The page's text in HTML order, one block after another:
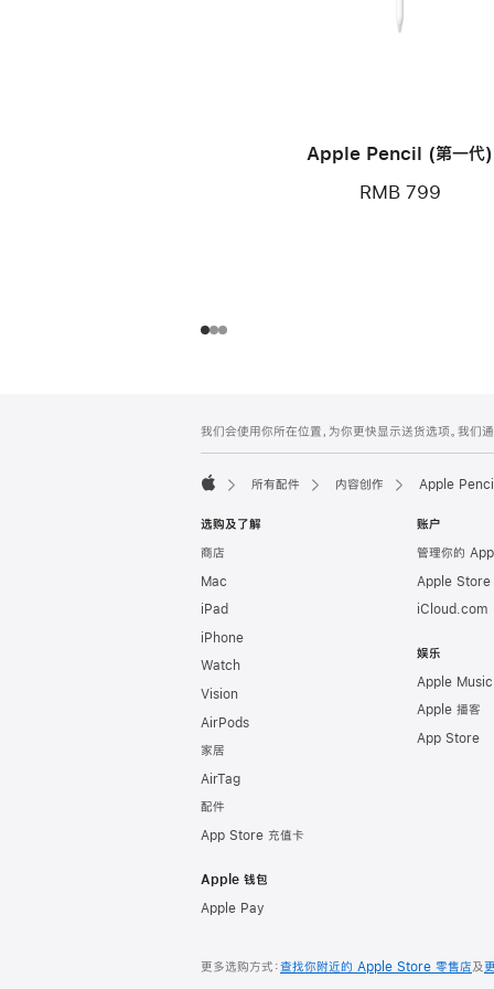
Apple Pencil (第一代)
RMB 799
页
脚
注
我们会使用你所在位置，为你更快显示送货选项。我
所有配件 内容创作 Apple
选购及了解
商店
Mac
iPad
iPhone
Watch
Vision
AirPods
家居
AirTag
配件
App Store 充值卡
Apple 钱包
Apple Pay
账户
管理你的
Apple Store
iCloud.com
娱乐
Apple Music
Apple 播客
App Store
更多选购方式：查找你附近的 Apple Store 零售店及